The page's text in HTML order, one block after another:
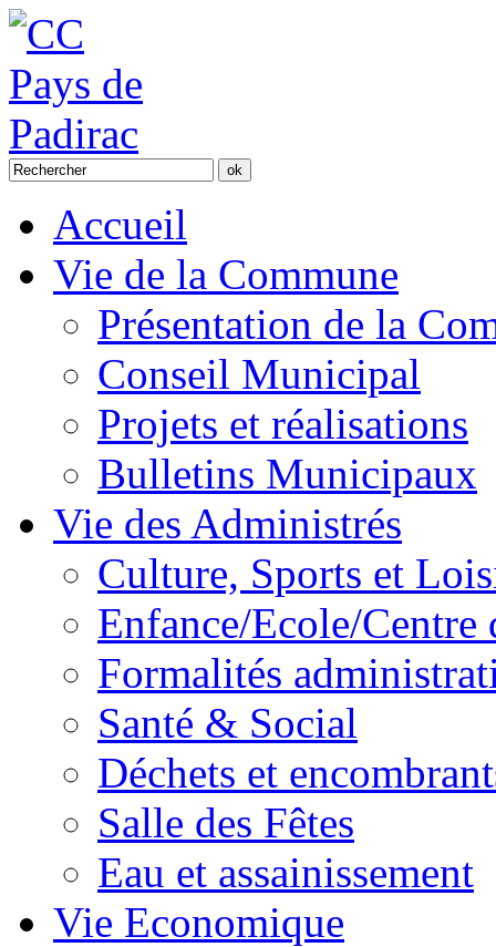
Accueil
Vie de la Commune
Présentation de la
Conseil Municipal
Projets et réalisations
Bulletins Municipaux
Vie des Administrés
Culture, Sports et
Enfance/Ecole/Centre
Formalités
Santé & Social
Déchets et
Salle des Fêtes
Eau et assainissement
Vie Economique